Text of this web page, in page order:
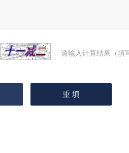
请输入计算结果（填